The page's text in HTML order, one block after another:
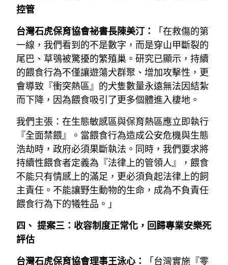
控管
台灣石虎保育協會祕書長陳美汀：
「在救傷的第
一線，我們看到的不是數字，而是穿山甲斷裂的
尾巴、草鴞被驚擾的繁殖巢。研究已顯示，持續
的餵食行為不僅讓遊蕩犬群聚、增加攻擊性，更
會導致『衝突熱區』的犬隻數量永遠無法因結紮
而下降，因為餵食吸引了更多個體進入棲地。
我們主張：在生態敏感區與保育熱區應立即執行
『全面禁餵』。當餵食行為造成公安危機與生態
浩劫時，政府必須果斷執法。同時，我們要求將
持續性餵食者定義為『法律上的管領人』，餵食
不能只有情感上的滿足，更必須負起法律上的飼
主責任。不能讓野生動物的生命，成為不負責任
餵食行為下的犧牲品。」
四、 提案三：收容制度正常化，回歸專業安樂死
評估
台灣石虎保育協會理事王泳心：
「台灣實施『零